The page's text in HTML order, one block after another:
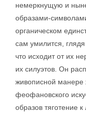
немеркнущую и
образами-
органическом
сам умилится,
что исходит от их
их силуэтов. Он
живописной манере
феофановского
образов тяготение